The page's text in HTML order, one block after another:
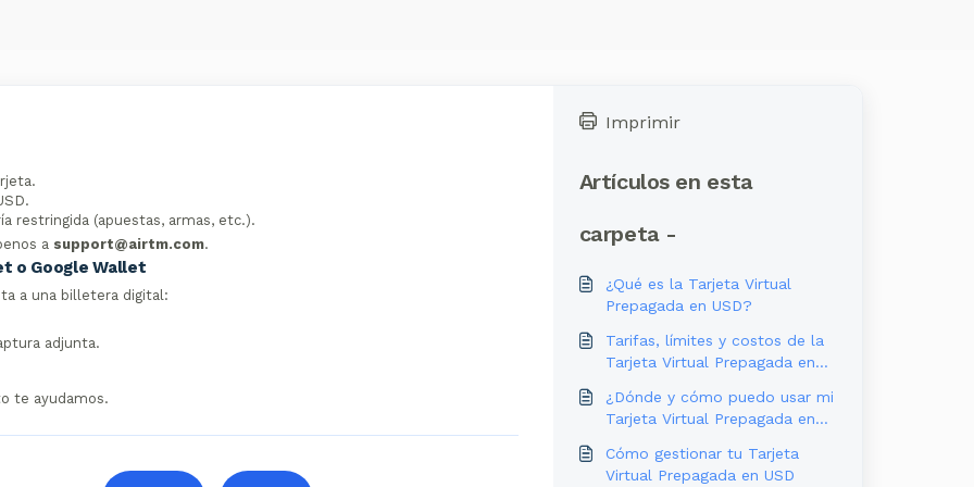
restringida (apuestas, armas, etc.).
a support@airtm.com.
o Google Wallet
a una billetera digital:
adjunta.
te ayudamos.
Imprimir
Artículos en esta
carpeta -
¿Qué es la Tarjeta Virtual
Prepagada en USD?
Tarifas, límites y costos de la
Tarjeta Virtual Prepagada en
¿Dónde y cómo puedo usar mi
Tarjeta Virtual Prepagada en
Cómo gestionar tu Tarjeta
Virtual Prepagada en USD